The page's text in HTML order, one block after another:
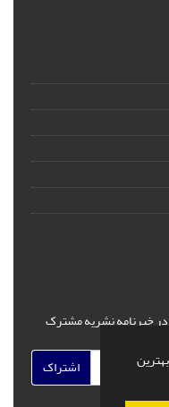
در خبرنامه نشریه مشترک
اشتراک